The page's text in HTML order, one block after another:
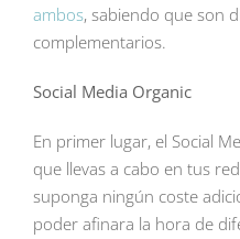
ambos, sabiendo que son
complementarios.
Social Media Organic
En primer lugar, el Social
que llevas a cabo en tus
suponga ningún coste
poder afinara la hora de